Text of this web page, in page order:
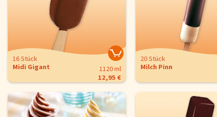
16 Stück
Midi Gigant
1120 ml
12,95 €
20 Stück
Milch Pinn